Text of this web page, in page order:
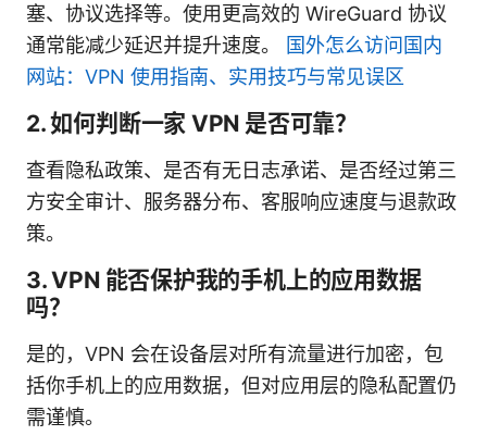
塞、协议选择等。使用更高效的 WireGuard 协议
通常能减少延迟并提升速度。
国外怎么访问国内
网站：VPN 使用指南、实用技巧与常见误区
2. 如何判断一家 VPN 是否可靠？
查看隐私政策、是否有无日志承诺、是否经过第三
方安全审计、服务器分布、客服响应速度与退款政
策。
3. VPN 能否保护我的手机上的应用数据
吗？
是的，VPN 会在设备层对所有流量进行加密，包
括你手机上的应用数据，但对应用层的隐私配置仍
需谨慎。